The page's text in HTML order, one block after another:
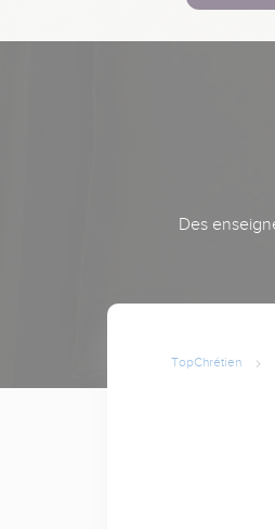
Des
TopChrétien